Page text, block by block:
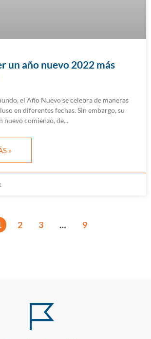
un año nuevo 2022 más
el Año Nuevo se celebra de maneras
en diferentes fechas. Sin embargo, su
nuevo comienzo, de
»
2 3 … 9